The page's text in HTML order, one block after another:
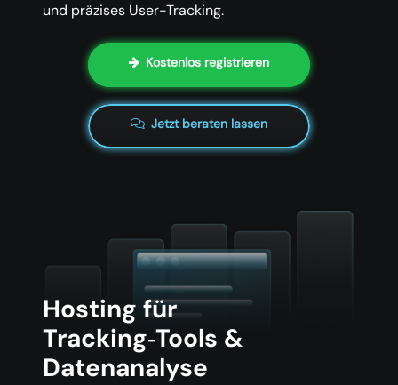
und präzises User-Tracking.
Kostenlos registrieren
Jetzt beraten lassen
Hosting für
Tracking‑Tools &
Datenanalyse